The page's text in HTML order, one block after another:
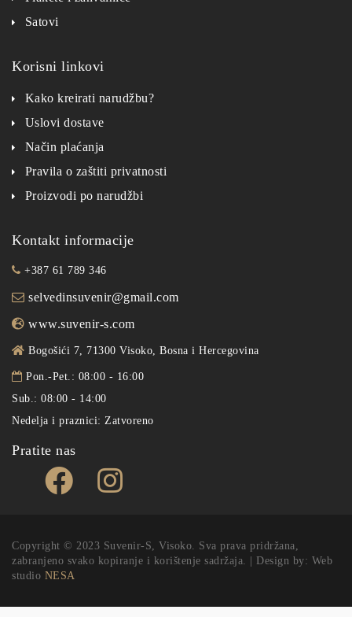
Satovi
Korisni linkovi
Kako kreirati narudžbu?
Uslovi dostave
Način plaćanja
Pravila o zaštiti privatnosti
Proizvodi po narudžbi
Kontakt informacije
+387 61 789 346
selvedinsuvenir@gmail.com
www.suvenir-s.com
Bogošići 7, 71300 Visoko, Bosna i Hercegovina
Pon.-Pet.: 08:00 - 16:00
Sub.: 08:00 - 14:00
Nedelja i praznici: Zatvoreno
Pratite nas
Copyright © 2023 Suvenir-S, Visoko. Sva prava pridržana,
zabranjeno svako kopiranje i korištenje sadržaja. | Design by: Web
studio NESA